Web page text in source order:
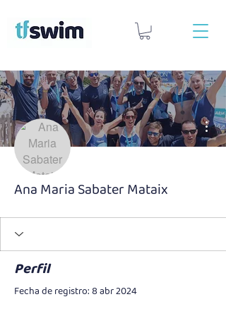
Ana Maria Sabater Mataix
Perfil
Fecha de registro: 8 abr 2024